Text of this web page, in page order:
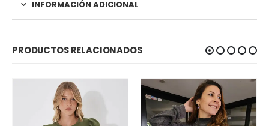
INFORMACIÓN ADICIONAL
PRODUCTOS RELACIONADOS